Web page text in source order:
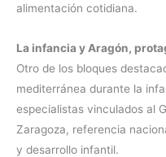
alimentación cotidiana.
La infancia y Aragón,
Otro de los bloques
mediterránea durante la
especialistas vinculados al
Zaragoza, referencia
y desarrollo infantil.